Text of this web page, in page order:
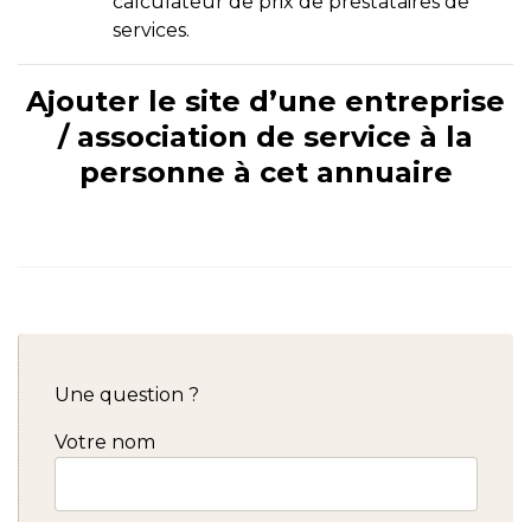
services.
Ajouter le site d’une entreprise
/ association de service à la
personne à cet annuaire
Une question ?
Votre nom